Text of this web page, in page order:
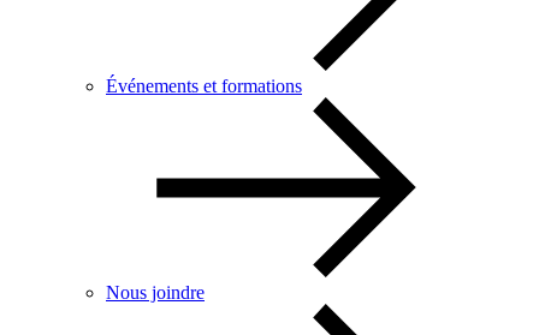
Événements et formations
Nous joindre